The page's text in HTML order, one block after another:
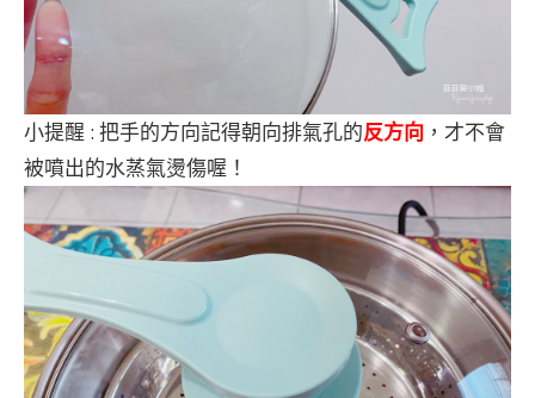
小提醒 : 把手的方向記得朝向排氣孔的反方向 ，才不會
被噴出的水蒸氣燙傷喔！